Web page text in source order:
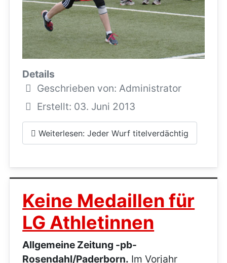
Details
Geschrieben von:Administrator
Erstellt: 03. Juni 2013
Weiterlesen: Jeder Wurf titelverdächtig
Keine Medaillen für
LG Athletinnen
Allgemeine Zeitung -pb-
Rosendahl/Paderborn. Im Vorjahr